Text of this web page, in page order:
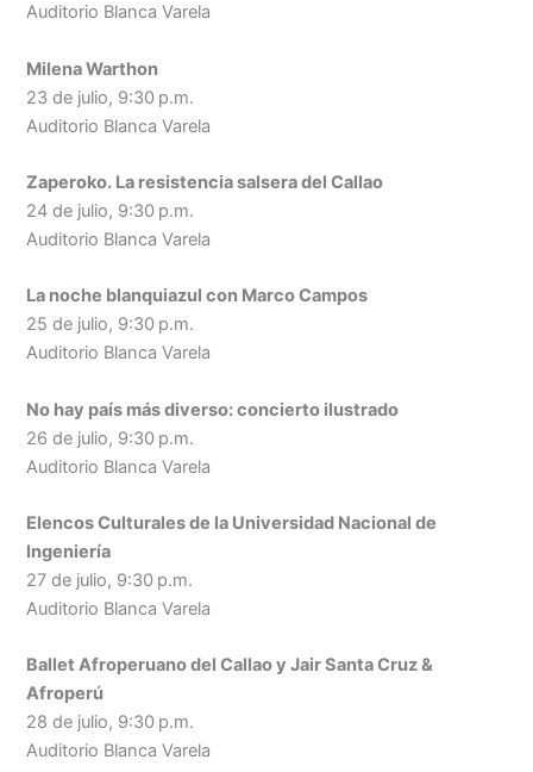
Auditorio Blanca Varela
Milena Warthon
23 de julio, 9:30 p.m.
Auditorio Blanca Varela
Zaperoko. La resistencia salsera del Callao
24 de julio, 9:30 p.m.
Auditorio Blanca Varela
La noche blanquiazul con Marco Campos
25 de julio, 9:30 p.m.
Auditorio Blanca Varela
No hay país más diverso: concierto ilustrado
26 de julio, 9:30 p.m.
Auditorio Blanca Varela
Elencos Culturales de la Universidad Nacional de
Ingeniería
27 de julio, 9:30 p.m.
Auditorio Blanca Varela
Ballet Afroperuano del Callao y Jair Santa Cruz &
Afroperú
28 de julio, 9:30 p.m.
Auditorio Blanca Varela